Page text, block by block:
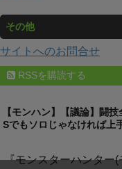
その他
サイトへのお問合せ
RSSを購読する
【モンハン】【議論】闘
Sでもソロじゃなければ上
『モンスターハンター